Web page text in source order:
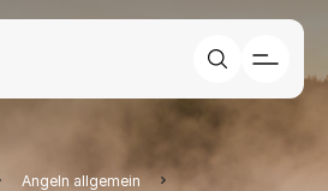
Angeln allgemein